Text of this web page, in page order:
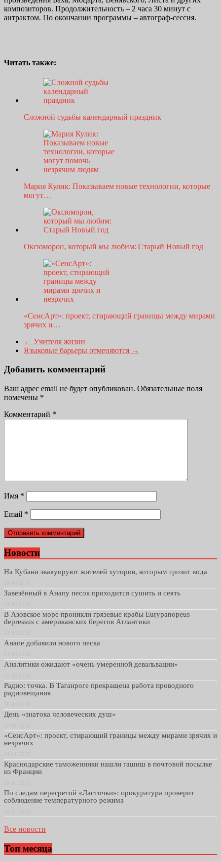
композиторов. Продолжительность – 2 часа 30 минут с
антрактом. По окончании программы – автограф-сессия.
Читать также:
Сложной судьбы календарный праздник
Мария Кулик: Показываем новые технологии, которые
могут…
Оксюморон, который мы любим: Старый Новый год
«СенсАрт»: проект, стирающий границы между мирами
зрячих и…
← Учителя жизни
Языковые барьеры отменяются →
Добавить комментарий
Ваш адрес email не будет опубликован. Обязательные поля
помечены *
Комментарий *
Имя *
Email *
Новости
На Кубани эвакуируют жителей хуторов, которым грозит вода
Завезённый в Анапу песок приходится сушить и сеять
В Азовское море проникли грязевые крабы Eurypanopeus
depressus с американских берегов Атлантики
Анапе добавили нового песка
Аналитики ожидают «очень умеренной девальвации»
Радио: точка. В Таганроге прекращена работа проводного
радиовещания
День «знатока человеческих душ»
«СенсАрт»: проект, стирающий границы между мирами зрячих и
незрячих
Краснодарские таможенники нашли гашиш в почтовой посылке
из Франции
По следам перегретой «Ласточки»: прокуратура проверит
соблюдение температурного режима
Все новости
Топ месяца